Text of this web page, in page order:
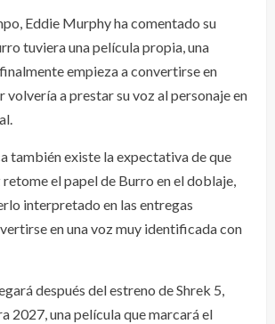
Eddie Murphy ha comentado su
tuviera una película propia, una
empieza a convertirse en
volvería a prestar su voz al personaje en
también existe la expectativa de que
el papel de Burro en el doblaje,
interpretado en las entregas
en una voz muy identificada con
después del estreno de Shrek 5,
2027, una película que marcará el